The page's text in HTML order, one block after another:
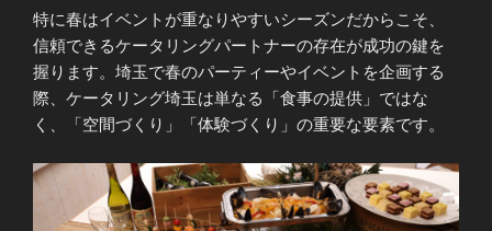
特に春はイベントが重なりやすいシーズンだからこそ、
信頼できるケータリングパートナーの存在が成功の鍵を
握ります。埼玉で春のパーティーやイベントを企画する
際、ケータリング埼玉は単なる「食事の提供」ではな
く、「空間づくり」「体験づくり」の重要な要素です。